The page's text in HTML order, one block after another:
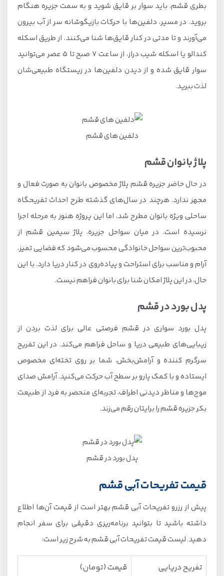
بطری قشم، باید سوار بر قایق شوید و به سمت جزیره هنگام
بروید. در مسیر، دلفین‌ها با حرکات بازیگوشانه سر از آب بیرون
می‌آورند و تا مدتی در کنار قایق‌ها شنا می‌کنند. از طریق اسکله
کندالو یا اسکله شیب‌ دراز، از ساعت 7 صبح تا 5 عصر می‌توانید
سوار قایق شده و از دیدن دلفین‌ها در زیستگاه طبیعی‌شان
لذت ببرید.
دلفین های قشم
پلاژ بانوان قشم
در حال حاضر جزیره قشم پلاژ مخصوص بانوان به‌ صورت فعال و
مجهز ندارد. هرچند در سال‌های گذشته طرح احداث تفریحگاه
ساحلی ویژه بانوان مطرح شد، اما این پروژه هنوز به مرحله اجرا
نرسیده است. در میان سواحل جزیره، پلاژ سیمین قشم از
محبوب‌ترین سواحل خانوادگی محسوب می‌شود که فضایی تمیز،
آرام و مناسب برای استراحت و پیاده‌روی در کنار دریا دارد. با این
حال، در این پلاژ امکان شنا برای بانوان فراهم نیست.
پدل بورد در قشم
پدل بورد سواری در قشم فرصتی عالی برای لذت بردن از
زیبایی‌های طبیعی دریا و ساحل فراهم می‌کند. در این تفریح
سرگرم کننده و آرامش‌بخش، شما بر روی تخته‌ای مخصوص
ایستاده و با کمک پارو بر سطح آب حرکت می‌کنید. آرامش صدای
موج‌ها و مناظر دیدنی اطراف، تجربه‌ای منحصر به‌ فرد از طبیعت
بکر جزیره قشم را برایتان رقم می‌زند.
پدل بورد در قشم
قیمت تفریحات آبی قشم
پیش از رزرو تفریحات آبی قشم بهتر است از قیمت آن‌ها اطلاع
داشته باشید تا بتوانید برنامه‌ریزی دقیقی برای سفر انجام
دهید. لیست قیمت تفریحات آبی قشم به شرح زیر است:
تفریح دریایی
قیمت (تومان)